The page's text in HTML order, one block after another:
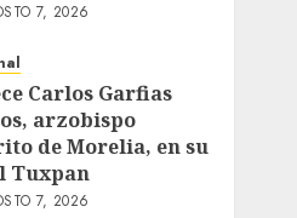
7, 2026
Carlos Garfias
arzobispo
de Morelia, en su
Tuxpan
7, 2026